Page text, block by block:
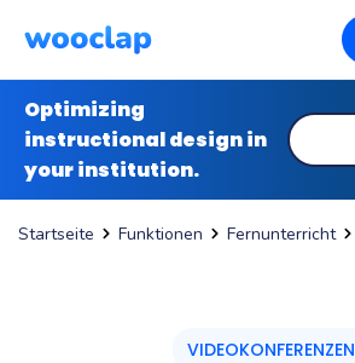
Optimizing
instructional design in
your institution.
Startseite Funktionen Fernunterricht
VIDEOKONFERENZEN